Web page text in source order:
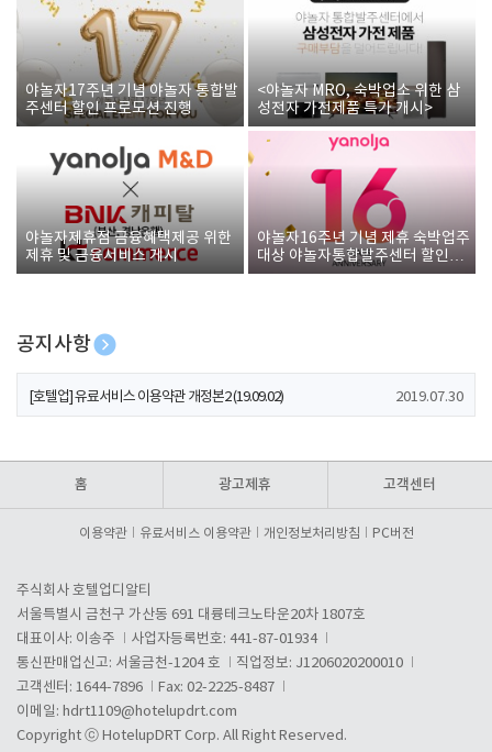
야놀자17주년 기념 야놀자 통합발
주센터 할인 프로모션 진행
<야놀자 MRO, 숙박업소 위한 삼
성전자 가전제품 특가 개시>
야놀자제휴점 금융혜택제공 위한
제휴 및 금융서비스 게시
야놀자16주년 기념 제휴 숙박업주
대상 야놀자통합발주센터 할인쿠
폰 증정
공지사항
[호텔업] 개인정보 처리방침 개정본1 (19.09.02)
[호텔업] 유료서비스 이용약관 개정본2 (19.09.02) 2019.07.30
홈 광고제휴 고객센터
이용약관 유료서비스 이용약관 개인정보처리방침 PC버전
주식회사 호텔업디알티
서울특별시 금천구 가산동 691 대륭테크노타운20차 1807호
대표이사: 이송주
사업자등록번호: 441-87-01934
통신판매업신고: 서울금천-1204 호
직업정보: J1206020200010
고객센터: 1644-7896
Fax: 02-2225-8487
이메일: hdrt1109@hotelupdrt.com
Copyright ⓒ HotelupDRT Corp. All Right Reserved.